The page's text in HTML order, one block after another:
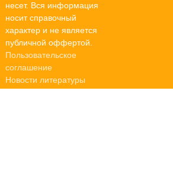
несет. Вся информация
носит справочный
характер и не является
публичной оффертой.
Пользовательское
соглашение
Новости литературы